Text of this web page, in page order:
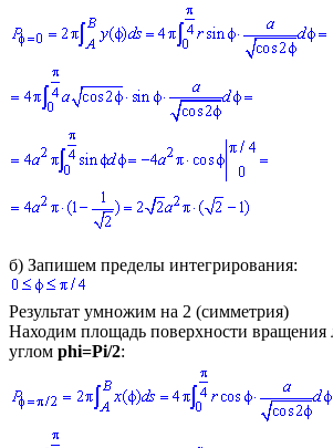
б) Запишем пределы интегрирования:
Результат умножим на 2 (симметрия)
Находим площадь поверхности вращения
углом phi=Pi/2: